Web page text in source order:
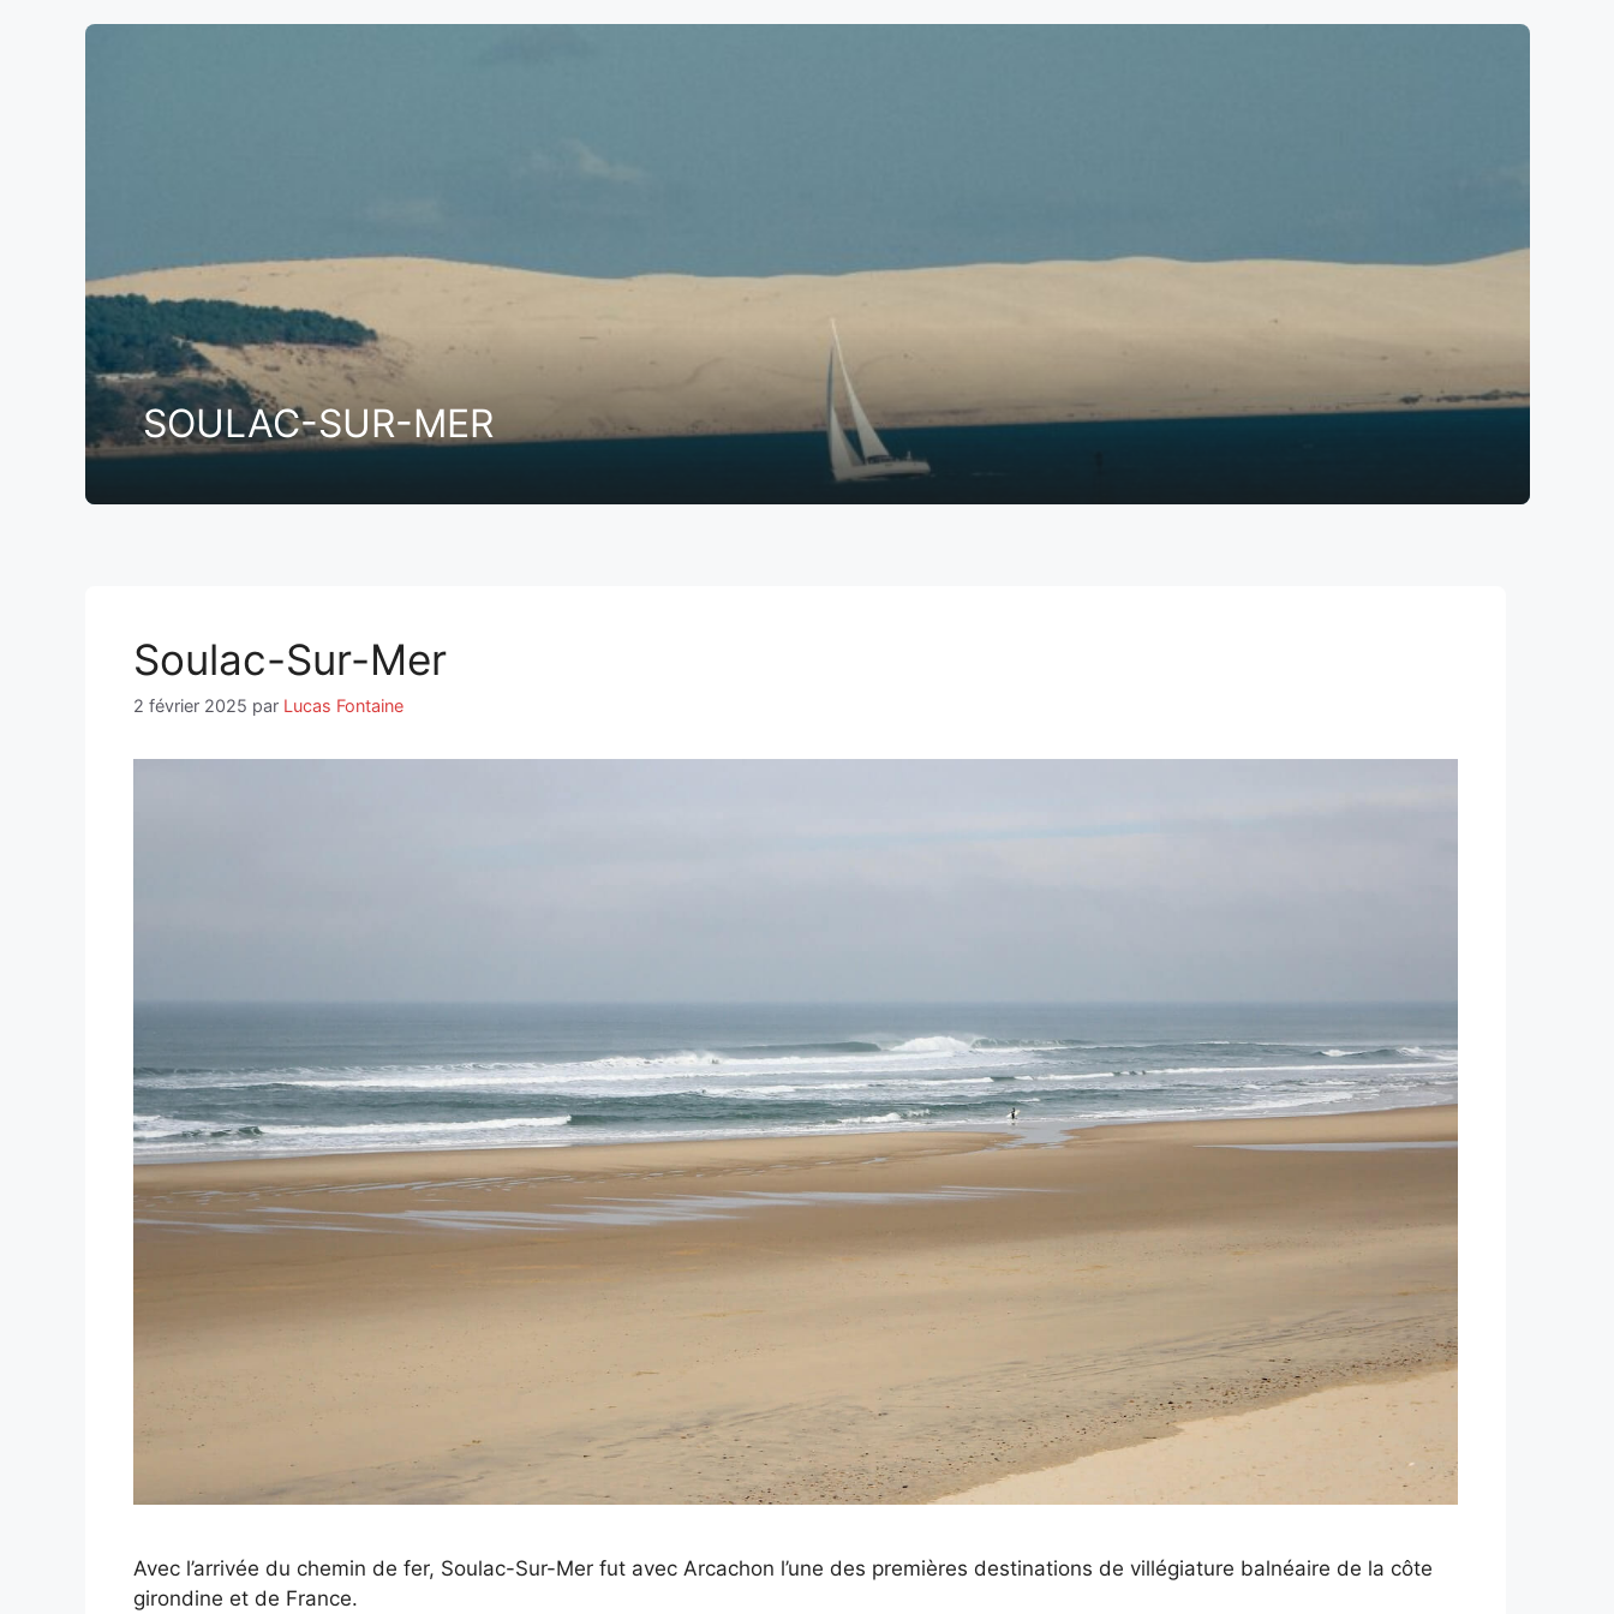
SOULAC-SUR-MER
Soulac-Sur-Mer
2 février 2025 par Lucas Fontaine
Avec l’arrivée du chemin de fer, Soulac-Sur-Mer fut avec Arcachon l’une des premières destinations de villégiature balnéaire de la côte
girondine et de France.